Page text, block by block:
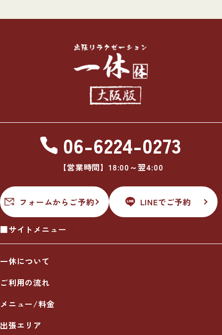
06-6224-0273
【営業時間】18:00～翌4:00
フォームからご予約 LINEでご予約
■サイトメニュー
一休について
ご利用の流れ
メニュー/料金
出張エリア